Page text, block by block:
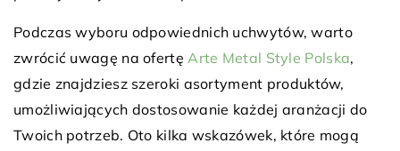
Podczas wyboru odpowiednich uchwytów, warto
zwrócić uwagę na ofertęArte Metal Style Polska,
gdzie znajdziesz szeroki asortyment produktów,
umożliwiających dostosowanie każdej aranżacji do
Twoich potrzeb. Oto kilka wskazówek, które mogą